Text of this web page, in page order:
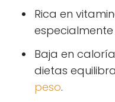
Rica en
Baja en
dietas
peso.